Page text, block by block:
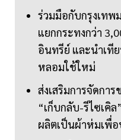
ร่วมมือกับกรุงเท
แยกกระทงกว่า
อินทรีย์ และนำเที
หลอมใช้ใหม่
ส่งเสริมการจัดกา
“เก็บกลับ-รีไซเคิ
ผลิตเป็นผ้าห่มเพื่อ